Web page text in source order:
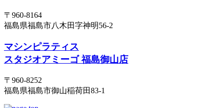
〒960-8164
福島県福島市八木田字神明56-2
マシンピラティス
スタジオアミーゴ 福島御山店
〒960-8252
福島県福島市御山稲荷田83-1